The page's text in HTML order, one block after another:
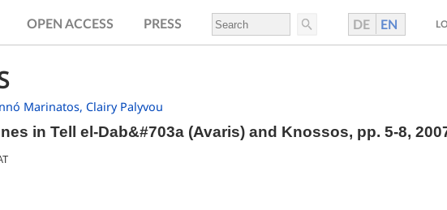
OPEN ACCESS PRESS DE EN
Marinatos, Clairy Palyvou
in Tell el-Dab&#703a (Avaris) and Knossos, pp. 5-8,